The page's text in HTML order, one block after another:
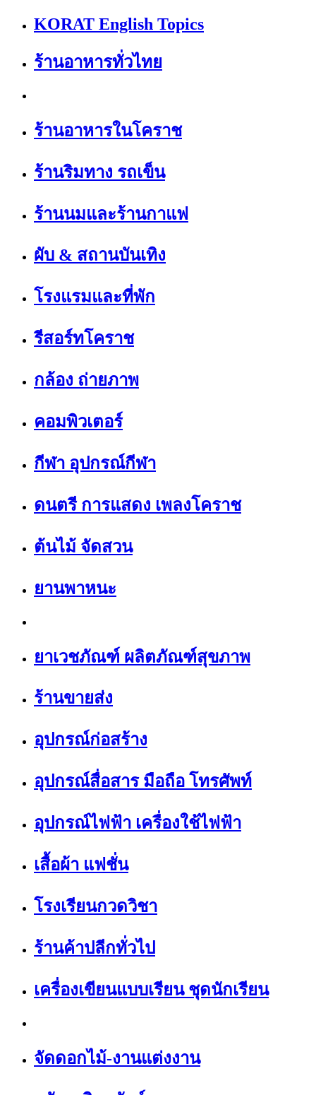
KORAT English Topics
ร้านอาหารทั่วไทย
ร้านอาหารในโคราช
ร้านริมทาง รถเข็น
ร้านนมและร้านกาแฟ
ผับ & สถานบันเทิง
โรงแรมและที่พัก
รีสอร์ทโคราช
กล้อง ถ่ายภาพ
คอมพิวเตอร์
กีฬา อุปกรณ์กีฬา
ดนตรี การแสดง เพลงโคราช
ต้นไม้ จัดสวน
ยานพาหนะ
ยาเวชภัณฑ์ ผลิตภัณฑ์สุขภาพ
ร้านขายส่ง
อุปกรณ์ก่อสร้าง
อุปกรณ์สื่อสาร มือถือ โทรศัพท์
อุปกรณ์ไฟฟ้า เครื่องใช้ไฟฟ้า
เสื้อผ้า แฟชั่น
โรงเรียนกวดวิชา
ร้านค้าปลีกทั่วไป
เครื่องเขียนแบบเรียน ชุดนักเรียน
จัดดอกไม้-งานแต่งงาน